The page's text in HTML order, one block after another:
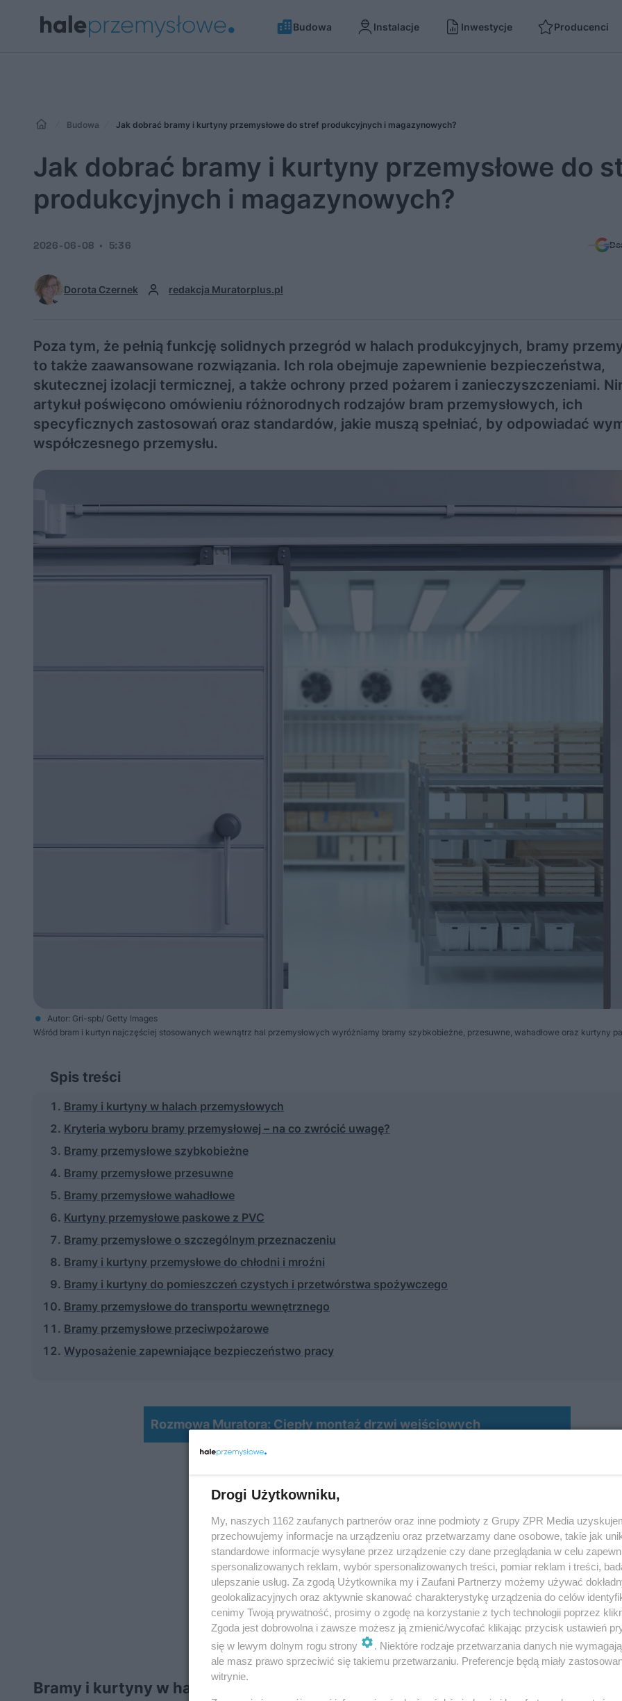
Budowa Instalacje Inwestycje Producenci
Budowa Jak dobrać bramy i kurtyny przemysłowe do stref produkcyjnych i magazynowych?
Jak dobrać bramy i kurtyny przemysłowe do
produkcyjnych i magazynowych?
Dorota Czernek redakcja Muratorplus.pl
2026-06-08 5:36
Poza tym, że pełnią funkcję solidnych przegród w halach produkcyjnych, bramy
to także zaawansowane rozwiązania. Ich rola obejmuje zapewnienie bezpieczeństwa,
skutecznej izolacji termicznej, a także ochrony przed pożarem i zanieczyszczeniami.
artykuł poświęcono omówieniu różnorodnych rodzajów bram przemysłowych, ich
specyficznych zastosowań oraz standardów, jakie muszą spełniać, by odpowiadać
współczesnego przemysłu.
Autor: Gri-spb/ Getty Images
Wśród bram i kurtyn najczęściej stosowanych wewnątrz hal przemysłowych wyróżniamy bramy szybkobieżne, przesuwne, wahadłowe oraz kurtyny
Spis treści
Bramy i kurtyny w halach przemysłowych
Kryteria wyboru bramy przemysłowej – na co zwrócić uwagę?
Bramy przemysłowe szybkobieżne
Bramy przemysłowe przesuwne
Bramy przemysłowe wahadłowe
Kurtyny przemysłowe paskowe z PVC
Bramy przemysłowe o szczególnym przeznaczeniu
Bramy i kurtyny przemysłowe do chłodni i mroźni
Bramy i kurtyny do pomieszczeń czystych i przetwórstwa spożywczego
Bramy przemysłowe do transportu wewnętrznego
Bramy przemysłowe przeciwpożarowe
Wyposażenie zapewniające bezpieczeństwo pracy
Rozmowa Muratora: Ciepły montaż drzwi wejściowych
Bramy i kurtyny w halach przemysłowych
Drogi Użytkowniku,
My, naszych 1162 zaufanych partnerów oraz inne podmioty z Grupy ZPR Media
przechowujemy informacje na urządzeniu oraz przetwarzamy dane osobowe, takie jak
standardowe informacje wysyłane przez urządzenie czy dane przeglądania w celu
spersonalizowanych reklam, wybór spersonalizowanych treści, pomiar reklam i treści,
ulepszanie usług. Za zgodą Użytkownika my i Zaufani Partnerzy możemy używać
geolokalizacyjnych oraz aktywnie skanować charakterystykę urządzenia do celów
cenimy Twoją prywatność, prosimy o zgodę na korzystanie z tych technologii poprzez
Zgoda jest dobrowolna i zawsze możesz ją zmienić/wycofać klikając przycisk ustawień
się w lewym dolnym rogu strony
. Niektóre rodzaje przetwarzania danych nie
ale masz prawo sprzeciwić się takiemu przetwarzaniu. Preferencje będą miały
witrynie.